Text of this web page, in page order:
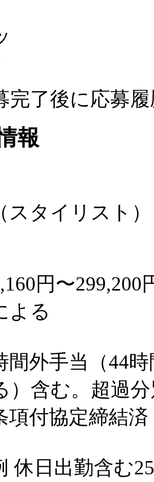
完了後に応募
報
スタイリスト）
円〜
よる
外手当（44時
）含む。超過
付協定締結済
休日出勤含む